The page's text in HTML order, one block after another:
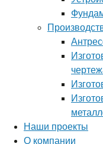
Наши проекты
О компании